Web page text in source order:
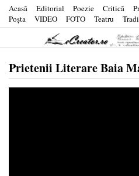
Acasă Editorial Poezie Critică
Poşta
VIDEO FOTO Teatru
Prietenii Literare Baia